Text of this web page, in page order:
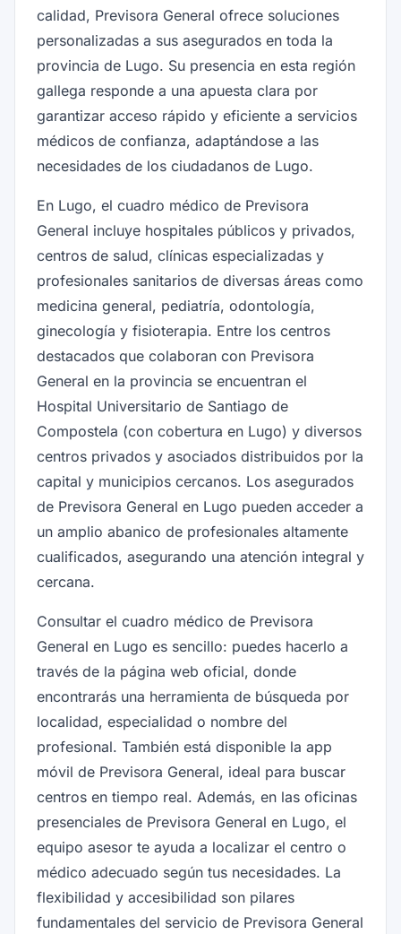
calidad, Previsora General ofrece soluciones
personalizadas a sus asegurados en toda la
provincia de Lugo. Su presencia en esta región
gallega responde a una apuesta clara por
garantizar acceso rápido y eficiente a servicios
médicos de confianza, adaptándose a las
necesidades de los ciudadanos de Lugo.
En Lugo, el cuadro médico de Previsora
General incluye hospitales públicos y privados,
centros de salud, clínicas especializadas y
profesionales sanitarios de diversas áreas como
medicina general, pediatría, odontología,
ginecología y fisioterapia. Entre los centros
destacados que colaboran con Previsora
General en la provincia se encuentran el
Hospital Universitario de Santiago de
Compostela (con cobertura en Lugo) y diversos
centros privados y asociados distribuidos por la
capital y municipios cercanos. Los asegurados
de Previsora General en Lugo pueden acceder a
un amplio abanico de profesionales altamente
cualificados, asegurando una atención integral y
cercana.
Consultar el cuadro médico de Previsora
General en Lugo es sencillo: puedes hacerlo a
través de la página web oficial, donde
encontrarás una herramienta de búsqueda por
localidad, especialidad o nombre del
profesional. También está disponible la app
móvil de Previsora General, ideal para buscar
centros en tiempo real. Además, en las oficinas
presenciales de Previsora General en Lugo, el
equipo asesor te ayuda a localizar el centro o
médico adecuado según tus necesidades. La
flexibilidad y accesibilidad son pilares
fundamentales del servicio de Previsora General